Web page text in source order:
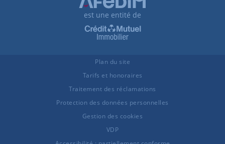
est une entité de
Plan du site
Tarifs et honoraires
Traitement des réclamations
Protection des données personnelles
Gestion des cookies
VDP